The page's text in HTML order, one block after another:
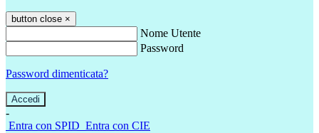
button close ×
Nome Utente
Password
Password dimenticata?
-
Entra con SPID Entra con CIE